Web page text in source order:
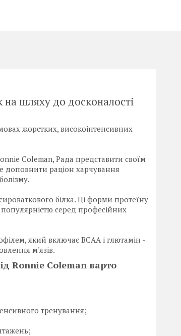
шляху до досконалості
жорстких, високоінтенсивних
Coleman, Рада представити своїм
раціон харчування
білка. Ці форми протеїну
серед професійних
який включає ВСАА і глютамін -
м'язів.
Ronnie Coleman варто
тренування;